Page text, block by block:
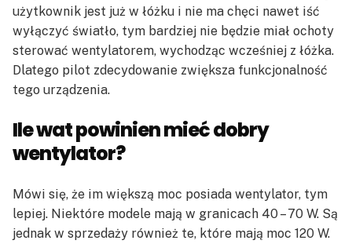
użytkownik jest już w łóżku i nie ma chęci nawet iść
wyłączyć światło, tym bardziej nie będzie miał ochoty
sterować wentylatorem, wychodząc wcześniej z łóżka.
Dlatego pilot zdecydowanie zwiększa funkcjonalność
tego urządzenia.
Ile wat powinien mieć dobry
wentylator?
Mówi się, że im większą moc posiada wentylator, tym
lepiej. Niektóre modele mają w granicach 40 – 70 W. Są
jednak w sprzedaży również te, które mają moc 120 W.